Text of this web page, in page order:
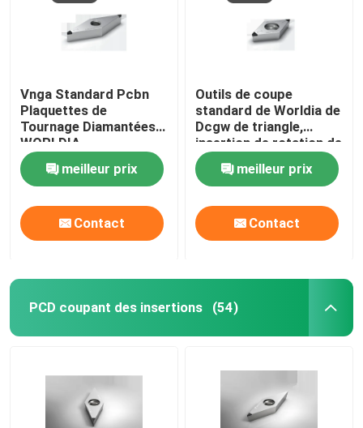
Vnga Standard Pcbn
Plaquettes de
Tournage Diamantées
WORLDIA
meilleur prix
Contact
Outils de coupe
standard de Worldia de
Dcgw de triangle,
insertion de rotation de
carbure
meilleur prix
Contact
PCD coupant des insertions (54)